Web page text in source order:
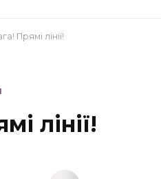
Прямі лінії!
лінії!